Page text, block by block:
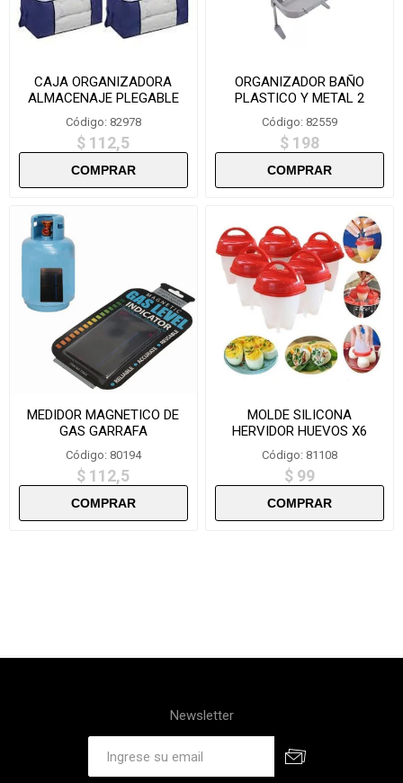
CAJA ORGANIZADORA
ALMACENAJE PLEGABLE
FPA6040 60X40X35CM
Código: 82978
$ 112,5
ORGANIZADOR BAÑO
PLASTICO Y METAL 2
PISOS-8812-2
Código: 82559
$ 198
MEDIDOR MAGNETICO DE
GAS GARRAFA
Código: 80194
$ 112,5
MOLDE SILICONA
HERVIDOR HUEVOS X6
DX7334
Código: 81108
$ 99
Newsletter